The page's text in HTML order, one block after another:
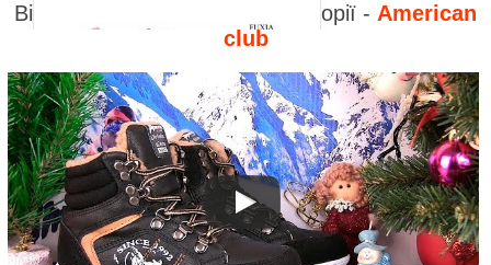
Артикул: 45/17
Дитячі демісезонні черевики
AMERICAN CLUB 45/17 (фуксія)
Відео до інших товарів з категорії - American
club